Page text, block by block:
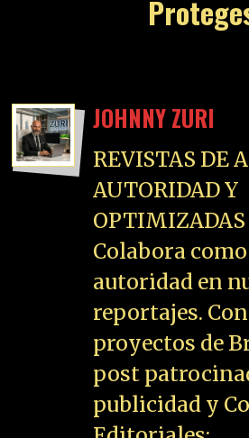
JOHNNY ZURI
REVISTAS DE
AUTORIDAD Y
OPTIMIZADAS
Colabora
autoridad en
reportajes.
proyectos de
post
publicidad y